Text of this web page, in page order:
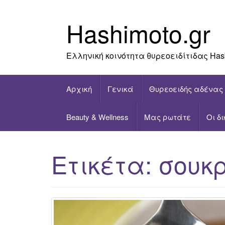
Hashimoto.gr
Ελληνική κοινότητα θυρεοειδίτιδας
Αρχική Γενικά Θυρεοειδής αδένας
Beauty & Wellness Μας ρωτάτε Οι
Ετικέτα: